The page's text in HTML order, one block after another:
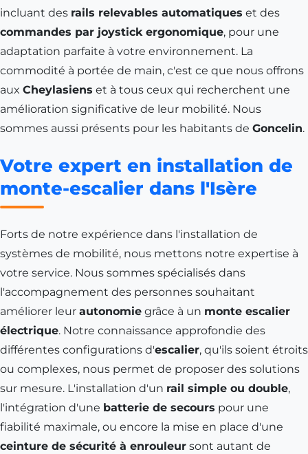
incluant des rails relevables automatiques et des
commandes par joystick ergonomique, pour une
adaptation parfaite à votre environnement. La
commodité à portée de main, c'est ce que nous offrons
aux Cheylasiens et à tous ceux qui recherchent une
amélioration significative de leur mobilité. Nous
sommes aussi présents pour les habitants de Goncelin.
Votre expert en installation de
monte-escalier dans l'Isère
Forts de notre expérience dans l'installation de
systèmes de mobilité, nous mettons notre expertise à
votre service. Nous sommes spécialisés dans
l'accompagnement des personnes souhaitant
améliorer leur autonomie grâce à un monte escalier
électrique. Notre connaissance approfondie des
différentes configurations d'escalier, qu'ils soient étroits
ou complexes, nous permet de proposer des solutions
sur mesure. L'installation d'un rail simple ou double,
l'intégration d'une batterie de secours pour une
fiabilité maximale, ou encore la mise en place d'une
ceinture de sécurité à enrouleur sont autant de